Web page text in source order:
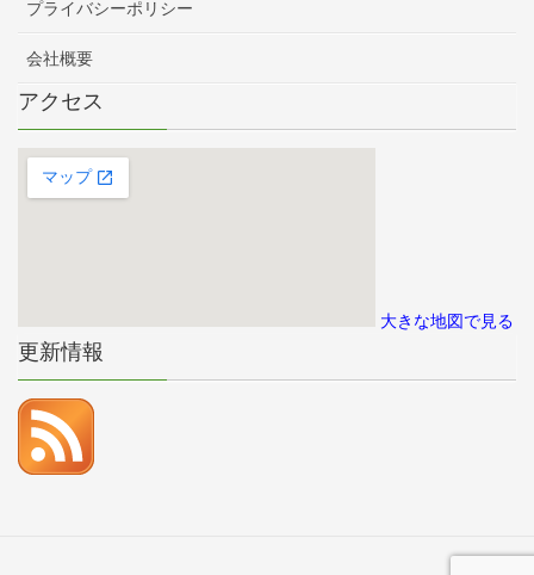
プライバシーポリシー
会社概要
アクセス
大きな地図で見る
更新情報